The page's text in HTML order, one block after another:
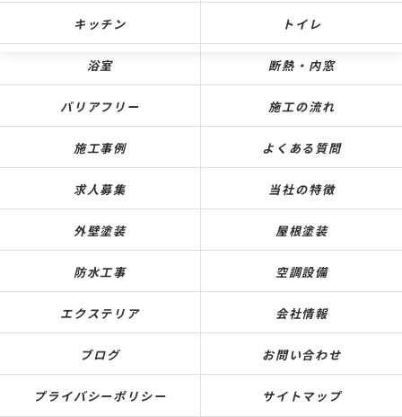
キッチン トイレ
浴室 断熱・内窓
バリアフリー 施工の流れ
施工事例 よくある質問
求人募集 当社の特徴
外壁塗装 屋根塗装
防水工事 空調設備
エクステリア 会社情報
ブログ お問い合わせ
プライバシーポリシー サイトマップ